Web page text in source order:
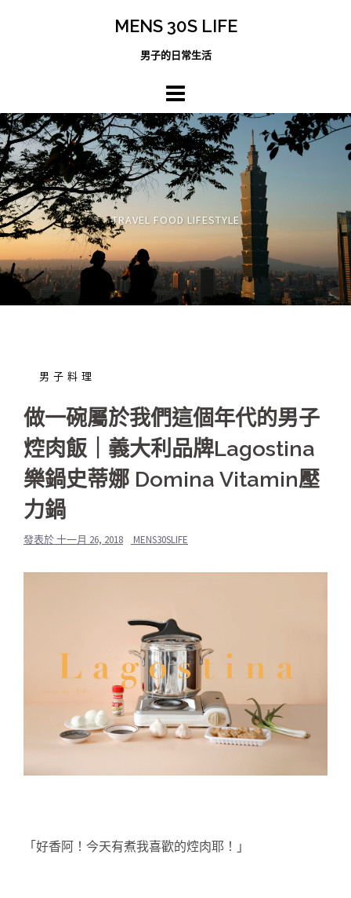
MENS 30S LIFE
男子的日常生活
TRAVEL FOOD LIFESTYLE
男子料理
做一碗屬於我們這個年代的男子
焢肉飯｜義大利品牌Lagostina
樂鍋史蒂娜 Domina Vitamin壓
力鍋
發表於十一月 26, 2018 MENS30SLIFE
「好香阿！今天有煮我喜歡的焢肉耶！」